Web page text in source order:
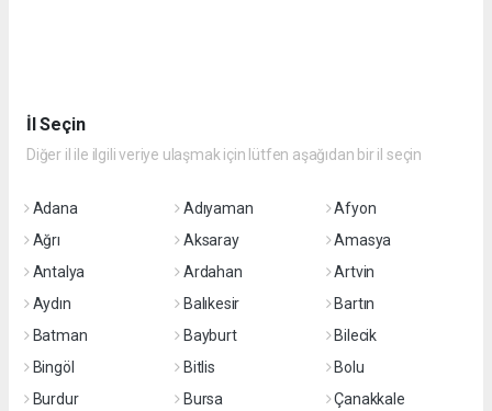
İl Seçin
Diğer il ile ilgili veriye ulaşmak için lütfen aşağıdan bir il seçin
Adana Adıyaman
Afyon
Ağrı
Aksaray
Amasya
Antalya
Ardahan
Artvin
Aydın
Balıkesir
Bartın
Batman
Bayburt
Bilecik
Bingöl
Bitlis
Bolu
Burdur
Bursa
Çanakkale